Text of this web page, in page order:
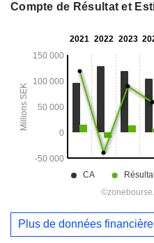
Compte de Résultat et
Plus de données